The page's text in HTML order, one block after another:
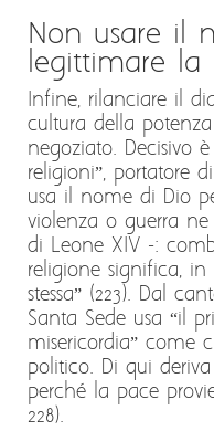
Non usare il
legittimare la
Infine, rilanciare il
cultura della
negoziato. Decisivo
religioni”, portatore
usa il nome di Dio
violenza o guerra
di Leone XIV -:
religione significa,
stessa” (223). Dal
Santa Sede usa “il
misericordia” come
politico. Di qui
perché la pace
228).